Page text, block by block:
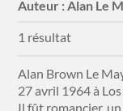
Auteur :Alan Le
1 résultat
Alan Brown Le
27 avril 1964 à
Il fût romancier,